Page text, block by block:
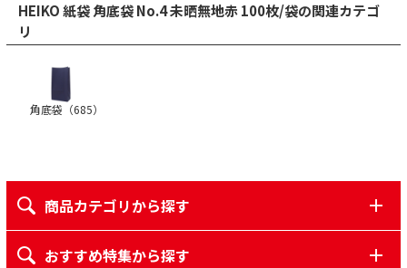
HEIKO 紙袋 角底袋 No.4 未晒無地赤 100枚/袋の関連カテゴ
リ
角底袋（685）
商品カテゴリから探す
おすすめ特集から探す